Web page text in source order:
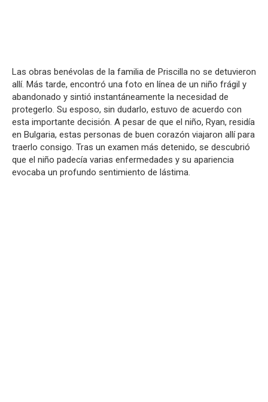
Las obras benévolas de la familia de Priscilla no se detuvieron
allí. Más tarde, encontró una foto en línea de un niño frágil y
abandonado y sintió instantáneamente la necesidad de
protegerlo. Su esposo, sin dudarlo, estuvo de acuerdo con
esta importante decisión. A pesar de que el niño, Ryan, residía
en Bulgaria, estas personas de buen corazón viajaron allí para
traerlo consigo. Tras un examen más detenido, se descubrió
que el niño padecía varias enfermedades y su apariencia
evocaba un profundo sentimiento de lástima.